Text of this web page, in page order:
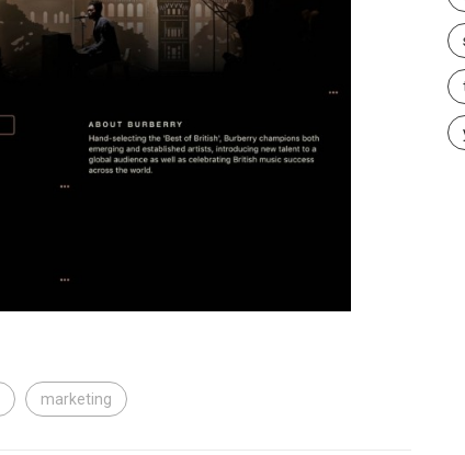
marketing